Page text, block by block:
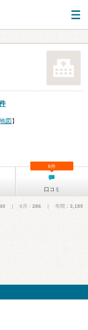
図 】
口コミ
6件
| 6月： 286 | 年間： 3,189